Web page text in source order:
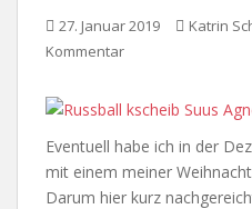
27. Januar 2019 Katrin
Kommentar
Eventuell habe ich in der
mit einem meiner
Darum hier kurz